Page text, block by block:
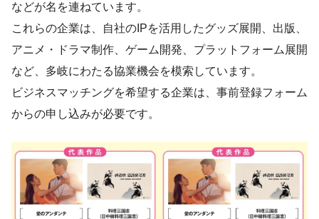
などが名を連ねています。
これらの企業は、自社のIPを活用したグッズ展開、出版、
アニメ・ドラマ制作、ゲーム開発、プラットフォーム展開
など、多岐にわたる協業機会を模索しています。
ビジネスマッチングを希望する企業は、事前登録フォーム
からの申し込みが必要です。